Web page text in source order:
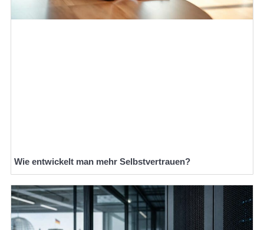
Wie entwickelt man mehr Selbstvertrauen?